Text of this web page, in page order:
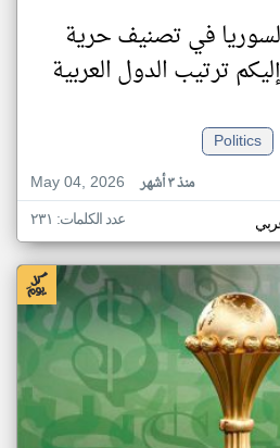
لسوريا في تصنيف حرية
ترتيب الدول العربية
Politics
May 04, 2026
منذ ٣ أشهر
عدد الكلمات: ٢٣١